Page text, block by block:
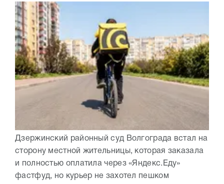
Дзержинский районный суд Волгограда встал на
сторону местной жительницы, которая заказала
и полностью оплатила через «Яндекс.Еду»
фастфуд, но курьер не захотел пешком